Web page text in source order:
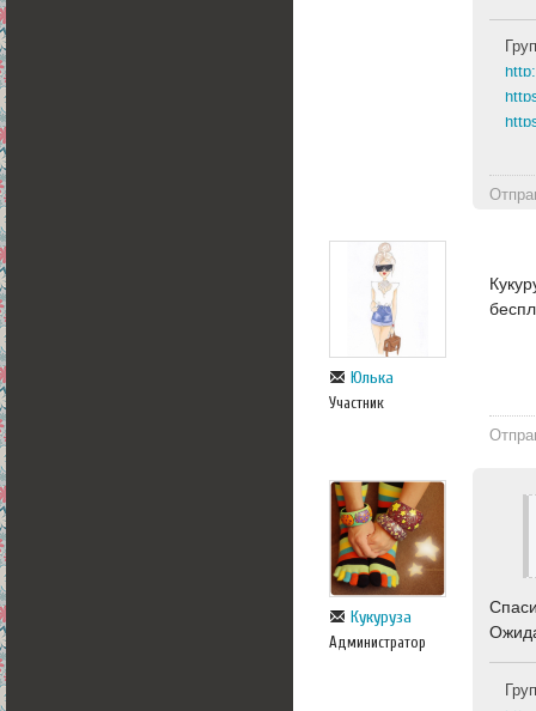
Юлька
Участник
Кукуруза
Администратор